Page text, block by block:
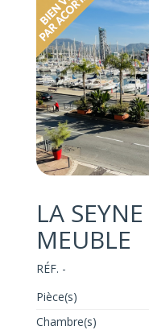
LA
MEUBLE
RÉF. -
Pièce(s)
Chambre(s)